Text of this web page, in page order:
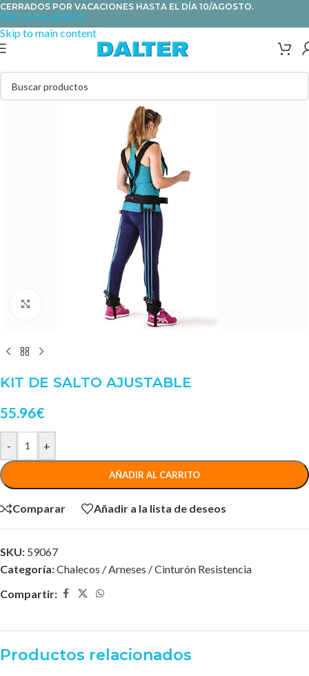
Skip to navigation
Skip to main content
CERRADOS POR VACACIONES HASTA EL DÍA 10/AGOSTO.
Clic para ampliar
KIT DE SALTO AJUSTABLE
55.96€
- +
AÑADIR AL CARRITO
Comparar Añadir a la lista de deseos
SKU: 59067
Categoría:Chalecos / Arneses / Cinturón Resistencia
Compartir:
Productos relacionados